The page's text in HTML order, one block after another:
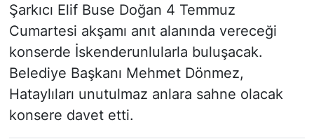
Şarkıcı Elif Buse Doğan 4 Temmuz
Cumartesi akşamı anıt alanında vereceği
konserde İskenderunlularla buluşacak.
Belediye Başkanı Mehmet Dönmez,
Hataylıları unutulmaz anlara sahne olacak
konsere davet etti.